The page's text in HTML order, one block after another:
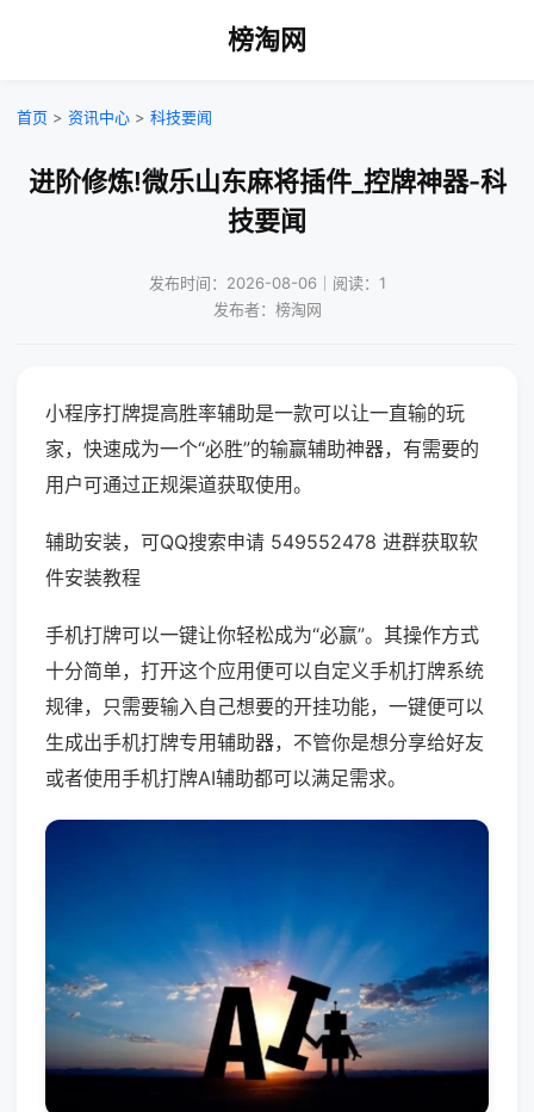
榜淘网
首页 > 资讯中心 > 科技要闻
进阶修炼!微乐山东麻将插件_控牌神器-科
技要闻
发布时间：2026-08-06｜阅读：1
发布者：榜淘网
小程序打牌提高胜率辅助是一款可以让一直输的玩
家，快速成为一个“必胜”的输赢辅助神器，有需要的
用户可通过正规渠道获取使用。
辅助安装，可QQ搜索申请 549552478 进群获取软
件安装教程
手机打牌可以一键让你轻松成为“必赢”。其操作方式
十分简单，打开这个应用便可以自定义手机打牌系统
规律，只需要输入自己想要的开挂功能，一键便可以
生成出手机打牌专用辅助器，不管你是想分享给好友
或者使用手机打牌AI辅助都可以满足需求。